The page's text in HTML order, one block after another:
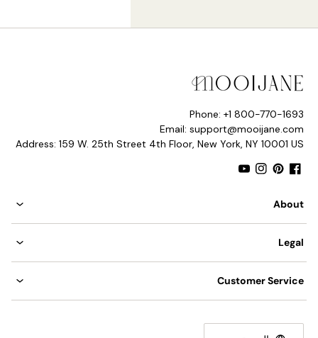
الارتفاع 59 بوصة
الارتفاع 59 بوصة
Phone: +1 800-770-1693
Email: support@mooijane.com
Address: 159 W. 25th Street 4th Floor, New York, NY 10001 US
About
Legal
Customer Service